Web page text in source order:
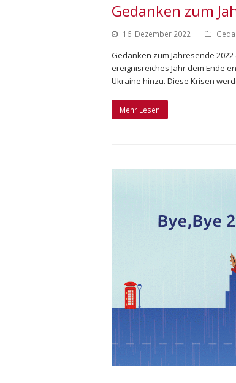
Gedanken zum
16. Dezember 2022
Gedanken zum Jahresende
ereignisreiches Jahr dem Ende
Ukraine hinzu. Diese Krisen
Mehr Lesen